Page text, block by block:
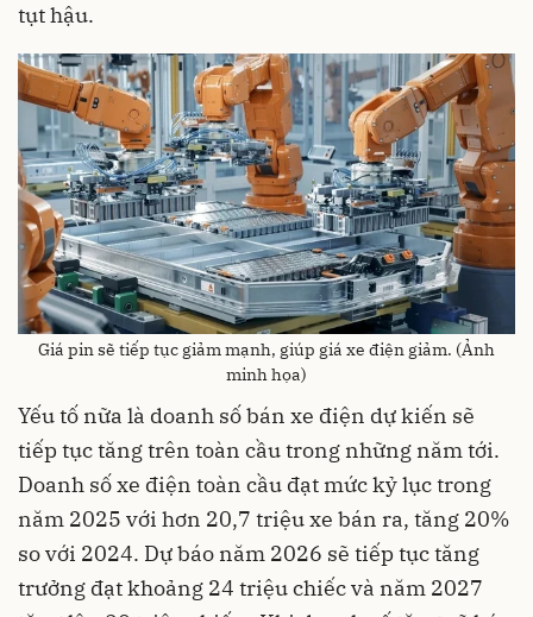
tụt hậu.
Giá pin sẽ tiếp tục giảm mạnh, giúp giá xe điện giảm. (Ảnh
minh họa)
Yếu tố nữa là doanh số bán xe điện dự kiến sẽ
tiếp tục tăng trên toàn cầu trong những năm tới.
Doanh số xe điện toàn cầu đạt mức kỷ lục trong
năm 2025 với hơn 20,7 triệu xe bán ra, tăng 20%
so với 2024. Dự báo năm 2026 sẽ tiếp tục tăng
trưởng đạt khoảng 24 triệu chiếc và năm 2027